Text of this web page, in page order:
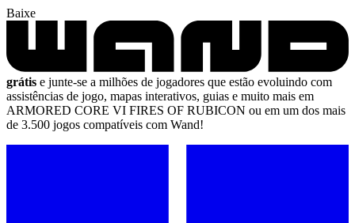
Baixe
grátis e junte-se a milhões de jogadores que estão evoluindo com
assistências de jogo, mapas interativos, guias e muito mais em
ARMORED CORE VI FIRES OF RUBICON ou em um dos mais
de 3.500 jogos compatíveis com Wand!